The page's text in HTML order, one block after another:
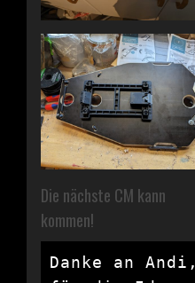
Die nächste CM kann
kommen!
Danke an Andi,